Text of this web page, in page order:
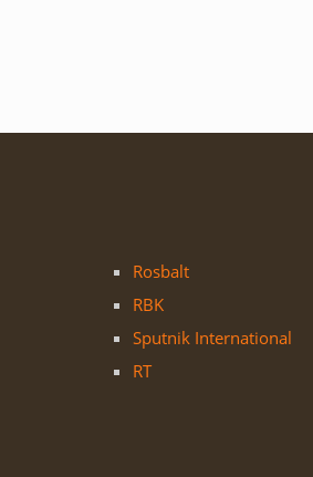
Rosbalt
RBK
Sputnik International
RT